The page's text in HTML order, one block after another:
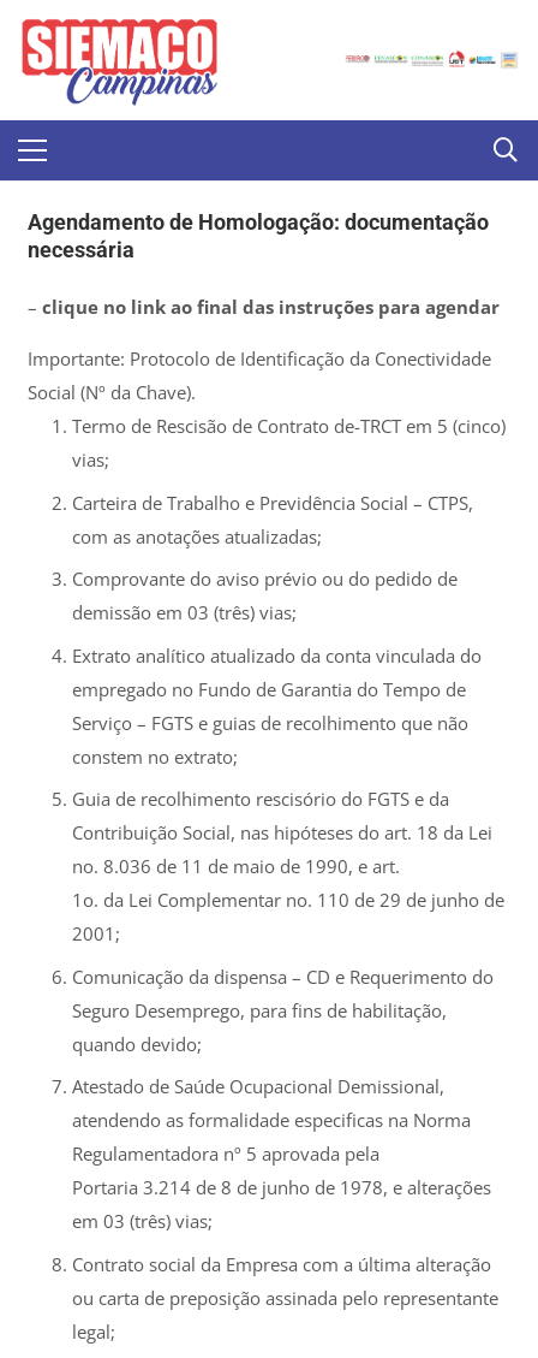
Agendamento de Homologação: documentação
necessária
– clique no link ao final das instruções para agendar
Importante: Protocolo de Identificação da Conectividade
Social (Nº da Chave).
Termo de Rescisão de Contrato de-TRCT em 5 (cinco)
vias;
Carteira de Trabalho e Previdência Social – CTPS,
com as anotações atualizadas;
Comprovante do aviso prévio ou do pedido de
demissão em 03 (três) vias;
Extrato analítico atualizado da conta vinculada do
empregado no Fundo de Garantia do Tempo de
Serviço – FGTS e guias de recolhimento que não
constem no extrato;
Guia de recolhimento rescisório do FGTS e da
Contribuição Social, nas hipóteses do art. 18 da Lei
no. 8.036 de 11 de maio de 1990, e art.
1o. da Lei Complementar no. 110 de 29 de junho de
2001;
Comunicação da dispensa – CD e Requerimento do
Seguro Desemprego, para fins de habilitação,
quando devido;
Atestado de Saúde Ocupacional Demissional,
atendendo as formalidade especificas na Norma
Regulamentadora nº 5 aprovada pela
Portaria 3.214 de 8 de junho de 1978, e alterações
em 03 (três) vias;
Contrato social da Empresa com a última alteração
ou carta de preposição assinada pelo representante
legal;